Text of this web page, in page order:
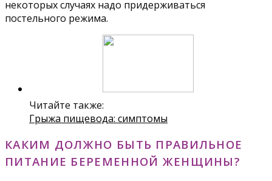
некоторых случаях надо придерживаться
постельного режима.
Читайте также:
Грыжа пищевода: симптомы
КАКИМ ДОЛЖНО БЫТЬ ПРАВИЛЬНОЕ
ПИТАНИЕ БЕРЕМЕННОЙ ЖЕНЩИНЫ?